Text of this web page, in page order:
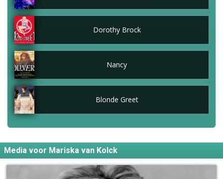
Dorothy Brock
Nancy
Blonde Greet
Media voor Mariska van Kolck